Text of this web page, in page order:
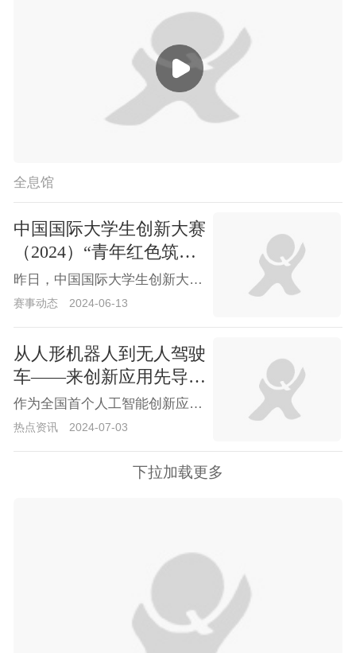
全息馆
中国国际大学生创新大赛
（2024）“青年红色筑梦
之旅”活动启动
昨日，中国国际大学生创新大赛（2024）“青年红色筑梦之旅”活动（简称“红旅”活动）在上海启动，启动仪式在中国商飞总装制造中心举行。教育部党组书记、部长怀进鹏出席活动并讲话。教育部党组成员、副部长吴岩为“红旅”学子授旗，上海市副市长解冬出席活动。
赛事动态 2024-06-13
从人形机器人到无人驾驶
车——来创新应用先导区
看“人工智能+”落地
作为全国首个人工智能创新应用先导区，从人形机器人到无人驾驶出租车，上海市浦东新区在2024世界人工智能大会前夕展示了一系列前沿应用，显示出人工智能正在加速与经济社会发展融合。
热点资讯 2024-07-03
下拉加载更多